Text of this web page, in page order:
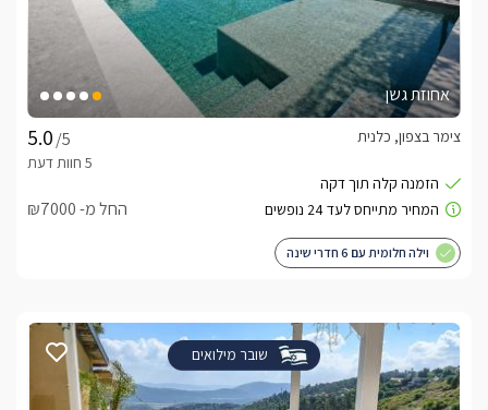
אחוזת גשן
/5
צימר בצפון, כלנית
החל מ- ₪7000
וילה חלומית עם 6 חדרי שינה
שובר מילואים